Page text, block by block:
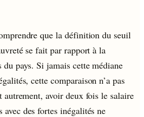
que la définition du seuil
se fait par rapport à la
du pays. Si jamais cette médiane
cette comparaison n’a pas
autrement, avoir deux fois le salaire
avec des fortes inégalités ne